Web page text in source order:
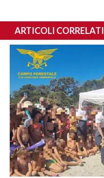
ARTICOLI CORRELATI